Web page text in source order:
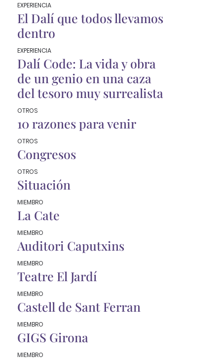
EXPERIENCIA
El Dalí que todos llevamos
dentro
EXPERIENCIA
Dalí Code: La vida y obra
de un genio en una caza
del tesoro muy surrealista
OTROS
10 razones para venir
OTROS
Congresos
OTROS
Situación
MIEMBRO
La Cate
MIEMBRO
Auditori Caputxins
MIEMBRO
Teatre El Jardí
MIEMBRO
Castell de Sant Ferran
MIEMBRO
GIGS Girona
MIEMBRO